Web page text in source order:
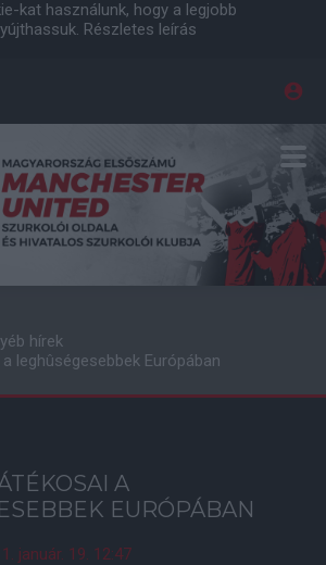
kat használunk, hogy a legjobb
Részletes leírás
hírek
leghûségesebbek Európában
A
EURÓPÁBAN
január. 19. 12:47